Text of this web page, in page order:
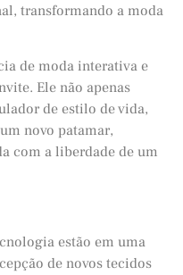
transformando a moda
de moda interativa e
Ele não apenas
de estilo de vida,
novo patamar,
com a liberdade de um
estão em uma
de novos tecidos